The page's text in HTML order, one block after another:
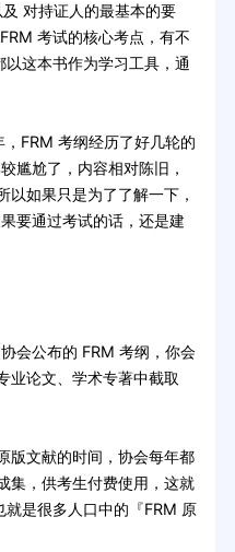
对持证人的最基本的要
考试的核心考点，有不
这本书作为学习工具，通
FRM 考纲经历了好几轮的
尴尬了，内容相对陈旧，
以如果只是为了了解一下，
要通过考试的话，还是建
公布的 FRM 考纲，你会
业论文、学术专著中截取
文献的时间，协会每年都
集，供考生付费使用，这就
是很多人口中的『FRM 原